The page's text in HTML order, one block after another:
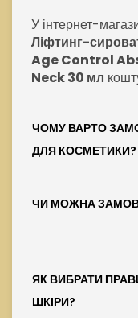
У інтернет-
Ліфтинг-
Age Control
Neck 30 мл
ЧОМУ ВАРТО
ДЛЯ КОСМЕТИКИ?
ЧИ МОЖНА
ЯК ВИБРАТИ
ШКІРИ?